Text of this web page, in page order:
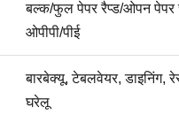
बल्क/फुल पेपर रैप्ड/ओपन पेपर
ओपीपी/पीई
बारबेक्यू, टेबलवेयर, डाइनिंग,
घरेलू